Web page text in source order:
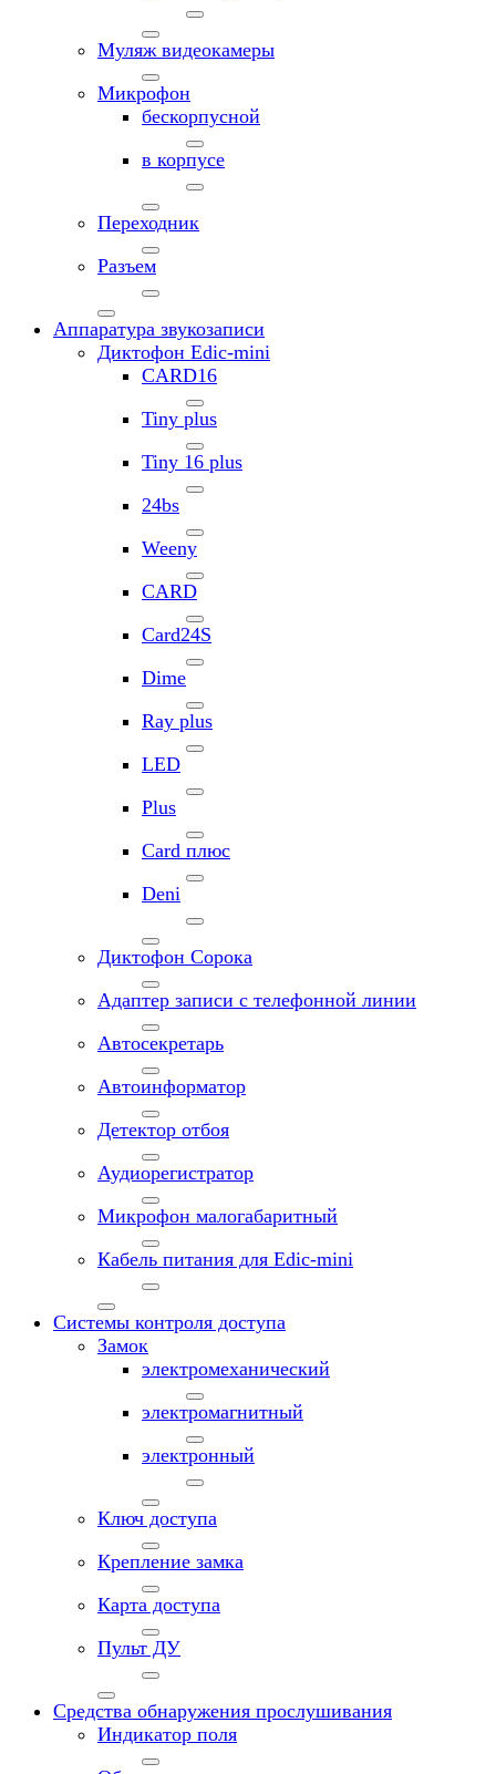
Муляж видеокамеры
Микрофон
бескорпусной
в корпусе
Переходник
Разъем
Аппаратура звукозаписи
Диктофон Edic-mini
CARD16
Tiny plus
Tiny 16 plus
24bs
Weeny
CARD
Card24S
Dime
Ray plus
LED
Plus
Card плюс
Deni
Диктофон Сорока
Адаптер записи с телефонной линии
Автосекретарь
Автоинформатор
Детектор отбоя
Аудиорегистратор
Микрофон малогабаритный
Кабель питания для Edic-mini
Системы контроля доступа
Замок
электромеханический
электромагнитный
электронный
Ключ доступа
Крепление замка
Карта доступа
Пульт ДУ
Средства обнаружения прослушивания
Индикатор поля